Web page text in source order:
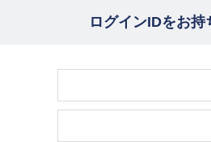
ログインIDをお持